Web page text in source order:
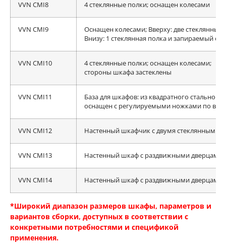
VVN CMI8 4 стеклянные полки; оснащен колесами
VVN CMI9
Оснащен колесами; Вверху: две стеклянные
Внизу: 1 стеклянная полка и запираемый
VVN CMI10
4 стеклянные полки; оснащен колесами;
стороны шкафа застеклены
VVN CMI11
База для шкафов: из квадратного стального
оснащен с регулируемыми ножками по
VVN CMI12 Настенный шкафчик с двумя стеклянными
VVN CMI13 Настенный шкаф с раздвижными дверцами
VVN CMI14 Настенный шкаф с раздвижными дверцами
*Широкий диапазон размеров шкафы, параметров и
вариантов сборки, доступных в соответствии с
конкретными потребностями и спецификой
применения.